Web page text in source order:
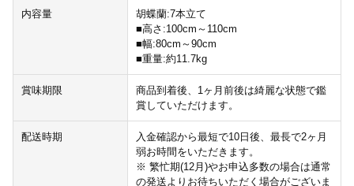
内容量
胡蝶蘭:7本立て
■高さ:100cm～110cm
■幅:80cm～90cm
■重量:約11.7kg
賞味期限
商品到着後、1ヶ月前後は綺麗な状態で鑑
賞していただけます。
配送時期
入金確認から最短で10日後、最長で2ヶ月
弱お時間をいただきます。
※ 繁忙期(12月)やお申込多数の場合は通常
の発送よりお待ちいただく場合がございま